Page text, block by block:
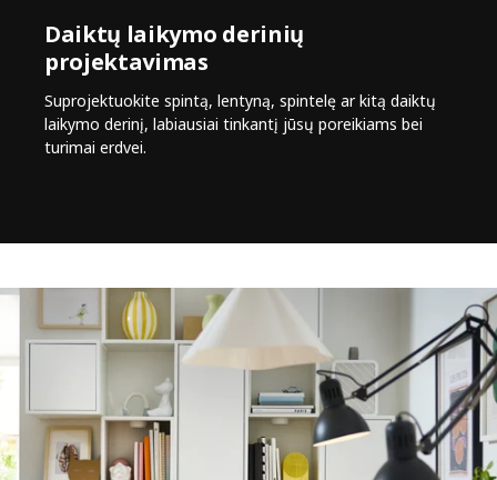
Daiktų laikymo derinių
projektavimas
Suprojektuokite spintą, lentyną, spintelę ar kitą daiktų
laikymo derinį, labiausiai tinkantį jūsų poreikiams bei
turimai erdvei.